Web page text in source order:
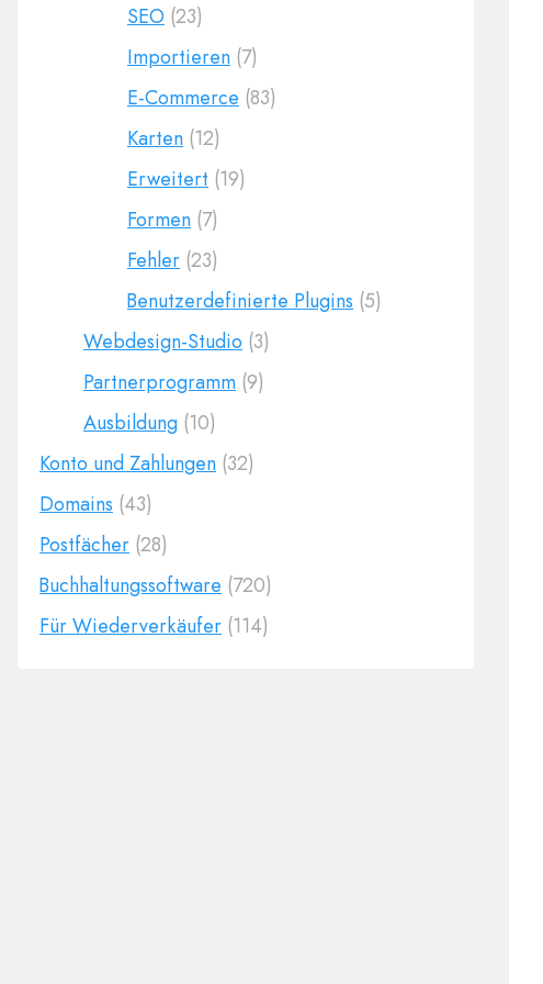
SEO (23)
Importieren (7)
E-Commerce (83)
Karten (12)
Erweitert (19)
Formen (7)
Fehler (23)
Benutzerdefinierte Plugins (5)
Webdesign-Studio (3)
Partnerprogramm (9)
Ausbildung (10)
Konto und Zahlungen (32)
Domains (43)
Postfächer (28)
Buchhaltungssoftware (720)
Für Wiederverkäufer (114)